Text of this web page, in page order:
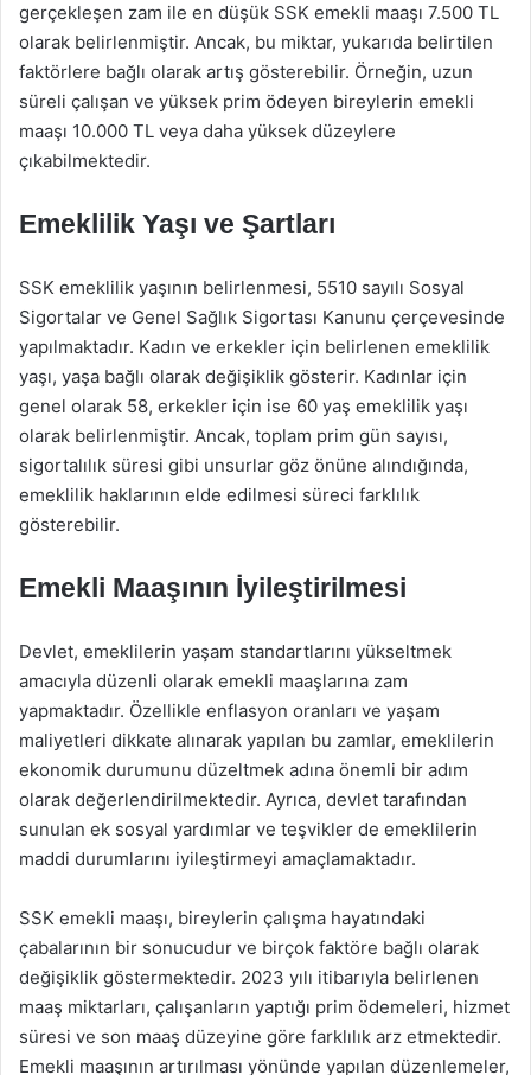
gerçekleşen zam ile en düşük SSK emekli maaşı 7.500 TL
olarak belirlenmiştir. Ancak, bu miktar, yukarıda belirtilen
faktörlere bağlı olarak artış gösterebilir. Örneğin, uzun
süreli çalışan ve yüksek prim ödeyen bireylerin emekli
maaşı 10.000 TL veya daha yüksek düzeylere
çıkabilmektedir.
Emeklilik Yaşı ve Şartları
SSK emeklilik yaşının belirlenmesi, 5510 sayılı Sosyal
Sigortalar ve Genel Sağlık Sigortası Kanunu çerçevesinde
yapılmaktadır. Kadın ve erkekler için belirlenen emeklilik
yaşı, yaşa bağlı olarak değişiklik gösterir. Kadınlar için
genel olarak 58, erkekler için ise 60 yaş emeklilik yaşı
olarak belirlenmiştir. Ancak, toplam prim gün sayısı,
sigortalılık süresi gibi unsurlar göz önüne alındığında,
emeklilik haklarının elde edilmesi süreci farklılık
gösterebilir.
Emekli Maaşının İyileştirilmesi
Devlet, emeklilerin yaşam standartlarını yükseltmek
amacıyla düzenli olarak emekli maaşlarına zam
yapmaktadır. Özellikle enflasyon oranları ve yaşam
maliyetleri dikkate alınarak yapılan bu zamlar, emeklilerin
ekonomik durumunu düzeltmek adına önemli bir adım
olarak değerlendirilmektedir. Ayrıca, devlet tarafından
sunulan ek sosyal yardımlar ve teşvikler de emeklilerin
maddi durumlarını iyileştirmeyi amaçlamaktadır.
SSK emekli maaşı, bireylerin çalışma hayatındaki
çabalarının bir sonucudur ve birçok faktöre bağlı olarak
değişiklik göstermektedir. 2023 yılı itibarıyla belirlenen
maaş miktarları, çalışanların yaptığı prim ödemeleri, hizmet
süresi ve son maaş düzeyine göre farklılık arz etmektedir.
Emekli maaşının artırılması yönünde yapılan düzenlemeler,